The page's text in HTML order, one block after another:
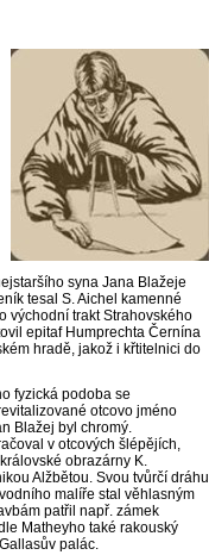
syna Jana Blažeje
tesal S. Aichel kamenné
východní trakt Strahovského
epitaf Humprechta Černína
hradě, jakož i křtitelnici do
fyzická podoba se
otcovo jméno
Blažej byl chromý.
v otcových šlépějích,
obrazárny K.
Alžbětou. Svou tvůrčí dráhu
malíře stal věhlasným
patřil např. zámek
Matheyho také rakouský
palác.